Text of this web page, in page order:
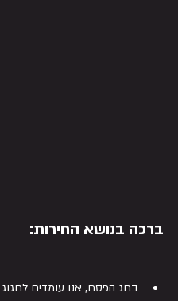
ברכה בנושא החירות:
בחג הפסח, אנו עומדים